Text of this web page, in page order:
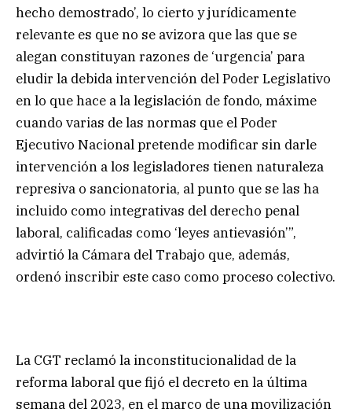
hecho demostrado’, lo cierto y jurídicamente
relevante es que no se avizora que las que se
alegan constituyan razones de ‘urgencia’ para
eludir la debida intervención del Poder Legislativo
en lo que hace a la legislación de fondo, máxime
cuando varias de las normas que el Poder
Ejecutivo Nacional pretende modificar sin darle
intervención a los legisladores tienen naturaleza
represiva o sancionatoria, al punto que se las ha
incluido como integrativas del derecho penal
laboral, calificadas como ‘leyes antievasión’”,
advirtió la Cámara del Trabajo que, además,
ordenó inscribir este caso como proceso colectivo.
La CGT reclamó la inconstitucionalidad de la
reforma laboral que fijó el decreto en la última
semana del 2023, en el marco de una movilización